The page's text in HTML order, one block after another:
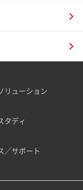
リューション
タディ
／サポート